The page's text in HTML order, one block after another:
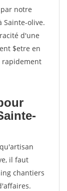
notre
Sainte-olive.
d'une
$etre en
rapidement
il faut
chantiers